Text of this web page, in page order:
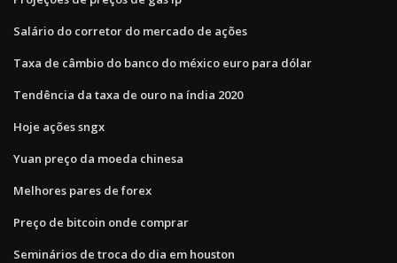
Salário do corretor do mercado de ações
Taxa de câmbio do banco do méxico euro para dólar
Tendência da taxa de ouro na índia 2020
Hoje ações sngx
Yuan preço da moeda chinesa
Melhores pares de forex
Preço de bitcoin onde comprar
Seminários de troca do dia em houston